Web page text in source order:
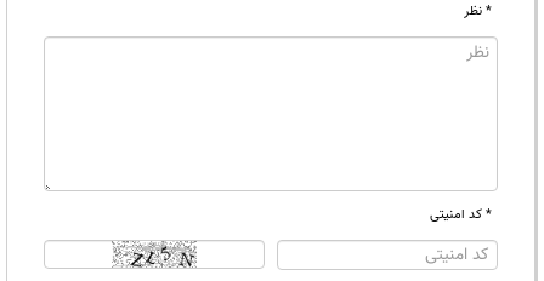
* نظر
* کد امنیتی